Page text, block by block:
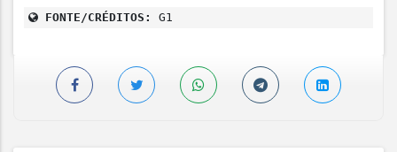
FONTE/CRÉDITOS: G1